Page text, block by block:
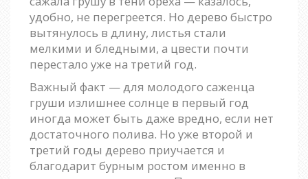
удобно, не перегреется. Но дерево быстро
вытянулось в длину, листья стали
мелкими и бледными, а цвести почти
перестало уже на третий год.
Важный факт — для молодого саженца
груши излишнее солнце в первый год
иногда может быть даже вредно, если нет
достаточного полива. Но уже второй и
третий годы дерево приучается и
благодарит бурным ростом именно в